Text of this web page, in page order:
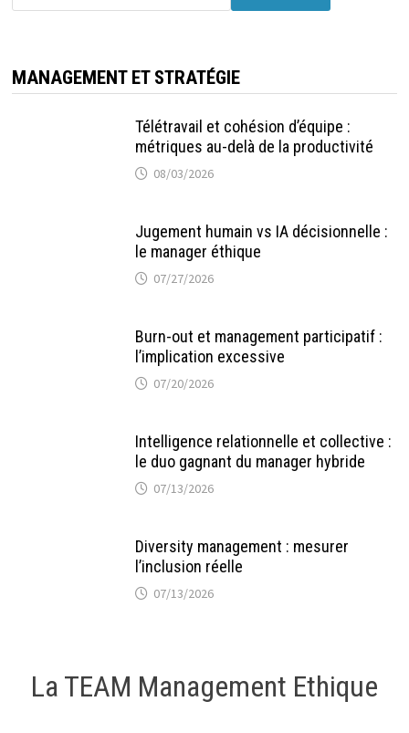
MANAGEMENT ET STRATÉGIE
Télétravail et cohésion d’équipe :
métriques au-delà de la productivité
08/03/2026
Jugement humain vs IA décisionnelle :
le manager éthique
07/27/2026
Burn-out et management participatif :
l’implication excessive
07/20/2026
Intelligence relationnelle et collective :
le duo gagnant du manager hybride
07/13/2026
Diversity management : mesurer
l’inclusion réelle
07/13/2026
La TEAM Management Ethique